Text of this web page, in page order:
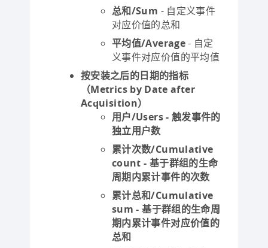
总和/Sum - 自定义事件
对应价值的总和
平均值/Average- 自定
义事件对应价值的平均值
按安装之后的日期的指标
（Metrics by Date after
Acquisition）
用户/Users- 触发事件的
独立用户数
累计次数/Cumulative
count- 基于群组的生命
周期内累计事件的次数
累计总和/Cumulative
sum - 基于群组的生命周
期内累计事件对应价值的
总和